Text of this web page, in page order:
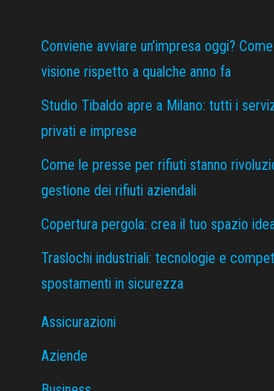
Conviene avviare un’impresa oggi?
visione rispetto a qualche anno fa
Studio Tibaldo apre a Milano: tutti i
privati e imprese
Come le presse per rifiuti stanno
gestione dei rifiuti aziendali
Copertura pergola: crea il tuo spazio
Traslochi industriali: tecnologie e
spostamenti in sicurezza
Assicurazioni
Aziende